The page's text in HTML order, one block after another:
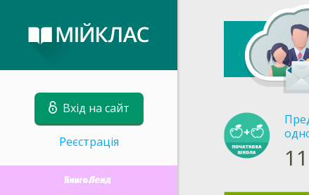
Вхід на сайт
Реєстрація